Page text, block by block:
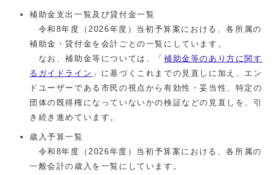
補助金支出一覧及び貸付金一覧
令和8年度（2026年度）当初予算案における、各所属の
補助金・貸付金を会計ごとの一覧にしています。
なお、補助金等については、「 補助金等のあり方に関す
るガイドライン 」に基づくこれまでの見直しに加え、エン
ドユーザーである市民の視点から有効性・妥当性、特定の
団体の既得権になっていないかの検証などの見直しを、引
き続き進めています。
歳入予算一覧
令和8年度（2026年度）当初予算案における、各所属の
一般会計の歳入を一覧にしています。